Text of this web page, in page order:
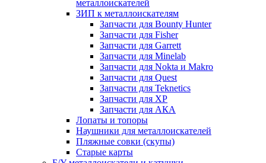
металлоискателей
ЗИП к металлоискателям
Запчасти для Bounty Hunter
Запчасти для Fisher
Запчасти для Garrett
Запчасти для Minelab
Запчасти для Nokta и Makro
Запчасти для Quest
Запчасти для Teknetics
Запчасти для XP
Запчасти для АКА
Лопаты и топоры
Наушники для металлоискателей
Пляжные совки (скупы)
Старые карты